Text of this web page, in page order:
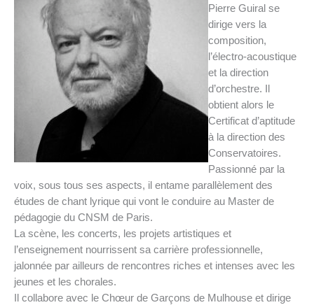
Pierre Guiral se
dirige vers la
composition,
l’électro-acoustique
et la direction
d’orchestre. Il
obtient alors le
Certificat d’aptitude
à la direction des
Conservatoires.
Passionné par la
voix, sous tous ses aspects, il entame parallèlement des
études de chant lyrique qui vont le conduire au Master de
pédagogie du CNSM de Paris.
La scène, les concerts, les projets artistiques et
l’enseignement nourrissent sa carrière professionnelle,
jalonnée par ailleurs de rencontres riches et intenses avec les
jeunes et les chorales.
Il collabore avec le Chœur de Garçons de Mulhouse et dirige